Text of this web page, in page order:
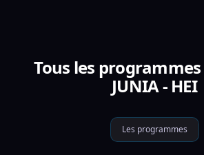
Tous les
JUNIA - HEI
Les programmes